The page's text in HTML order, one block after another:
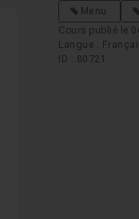
Menu
Cours publié le
Langue :
ID : 80721